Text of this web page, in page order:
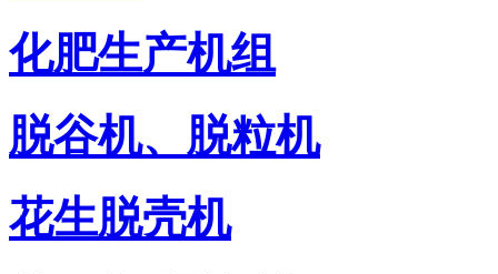
化肥生产机组
脱谷机、脱粒机
花生脱壳机